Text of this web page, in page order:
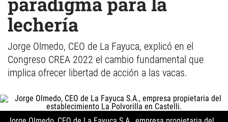
lechería
Jorge Olmedo, CEO de La Fayuca, explicó en el
Congreso CREA 2022 el cambio fundamental que
implica ofrecer libertad de acción a las vacas.